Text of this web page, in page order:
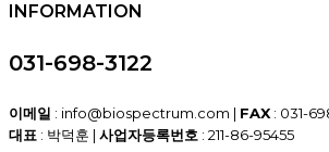
INFORMATION
031-698-3122
이메일 : info@biospectrum.com | FAX : 031-
대표 : 박덕훈 | 사업자등록번호 : 211-86-95455